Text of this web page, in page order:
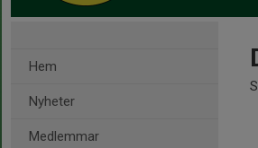
Hem
Nyheter
Medlemmar